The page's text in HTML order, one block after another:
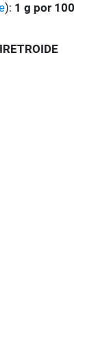
): 1 g por 100